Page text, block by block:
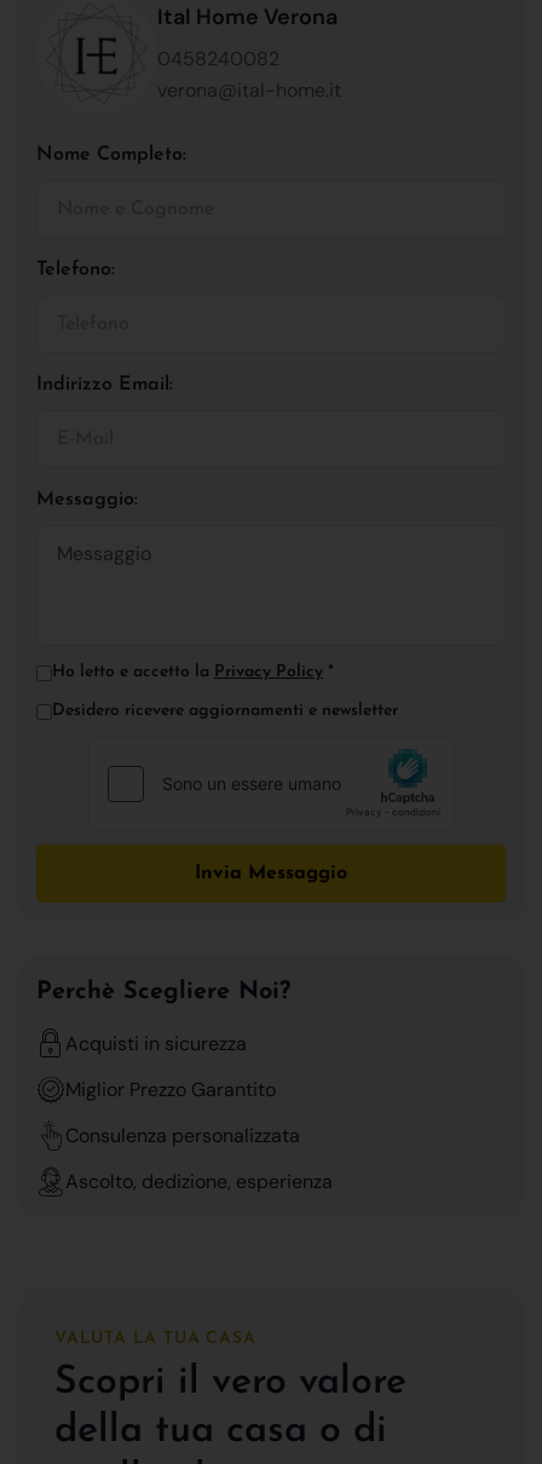
Ital Home Verona
0458240082
verona@ital-home.it
Nome Completo:
Telefono:
Indirizzo Email:
Messaggio:
Ho letto e accetto la Privacy Policy *
Desidero ricevere aggiornamenti e newsletter
Invia Messaggio
Perchè Scegliere Noi?
Acquisti in sicurezza
Miglior Prezzo Garantito
Consulenza personalizzata
Ascolto, dedizione, esperienza
VALUTA LA TUA CASA
Scopri il vero valore
della tua casa o di